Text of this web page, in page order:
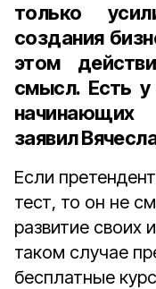
только
создания
этом
смысл. Есть
начинающих
заявил
Если
тест, то он не
развитие своих
таком случае
бесплатные